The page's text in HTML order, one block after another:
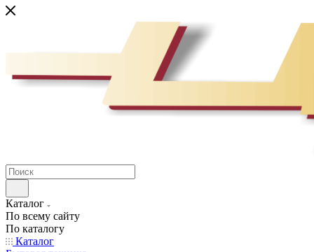
Каталог
По всему сайту
По каталогу
Каталог